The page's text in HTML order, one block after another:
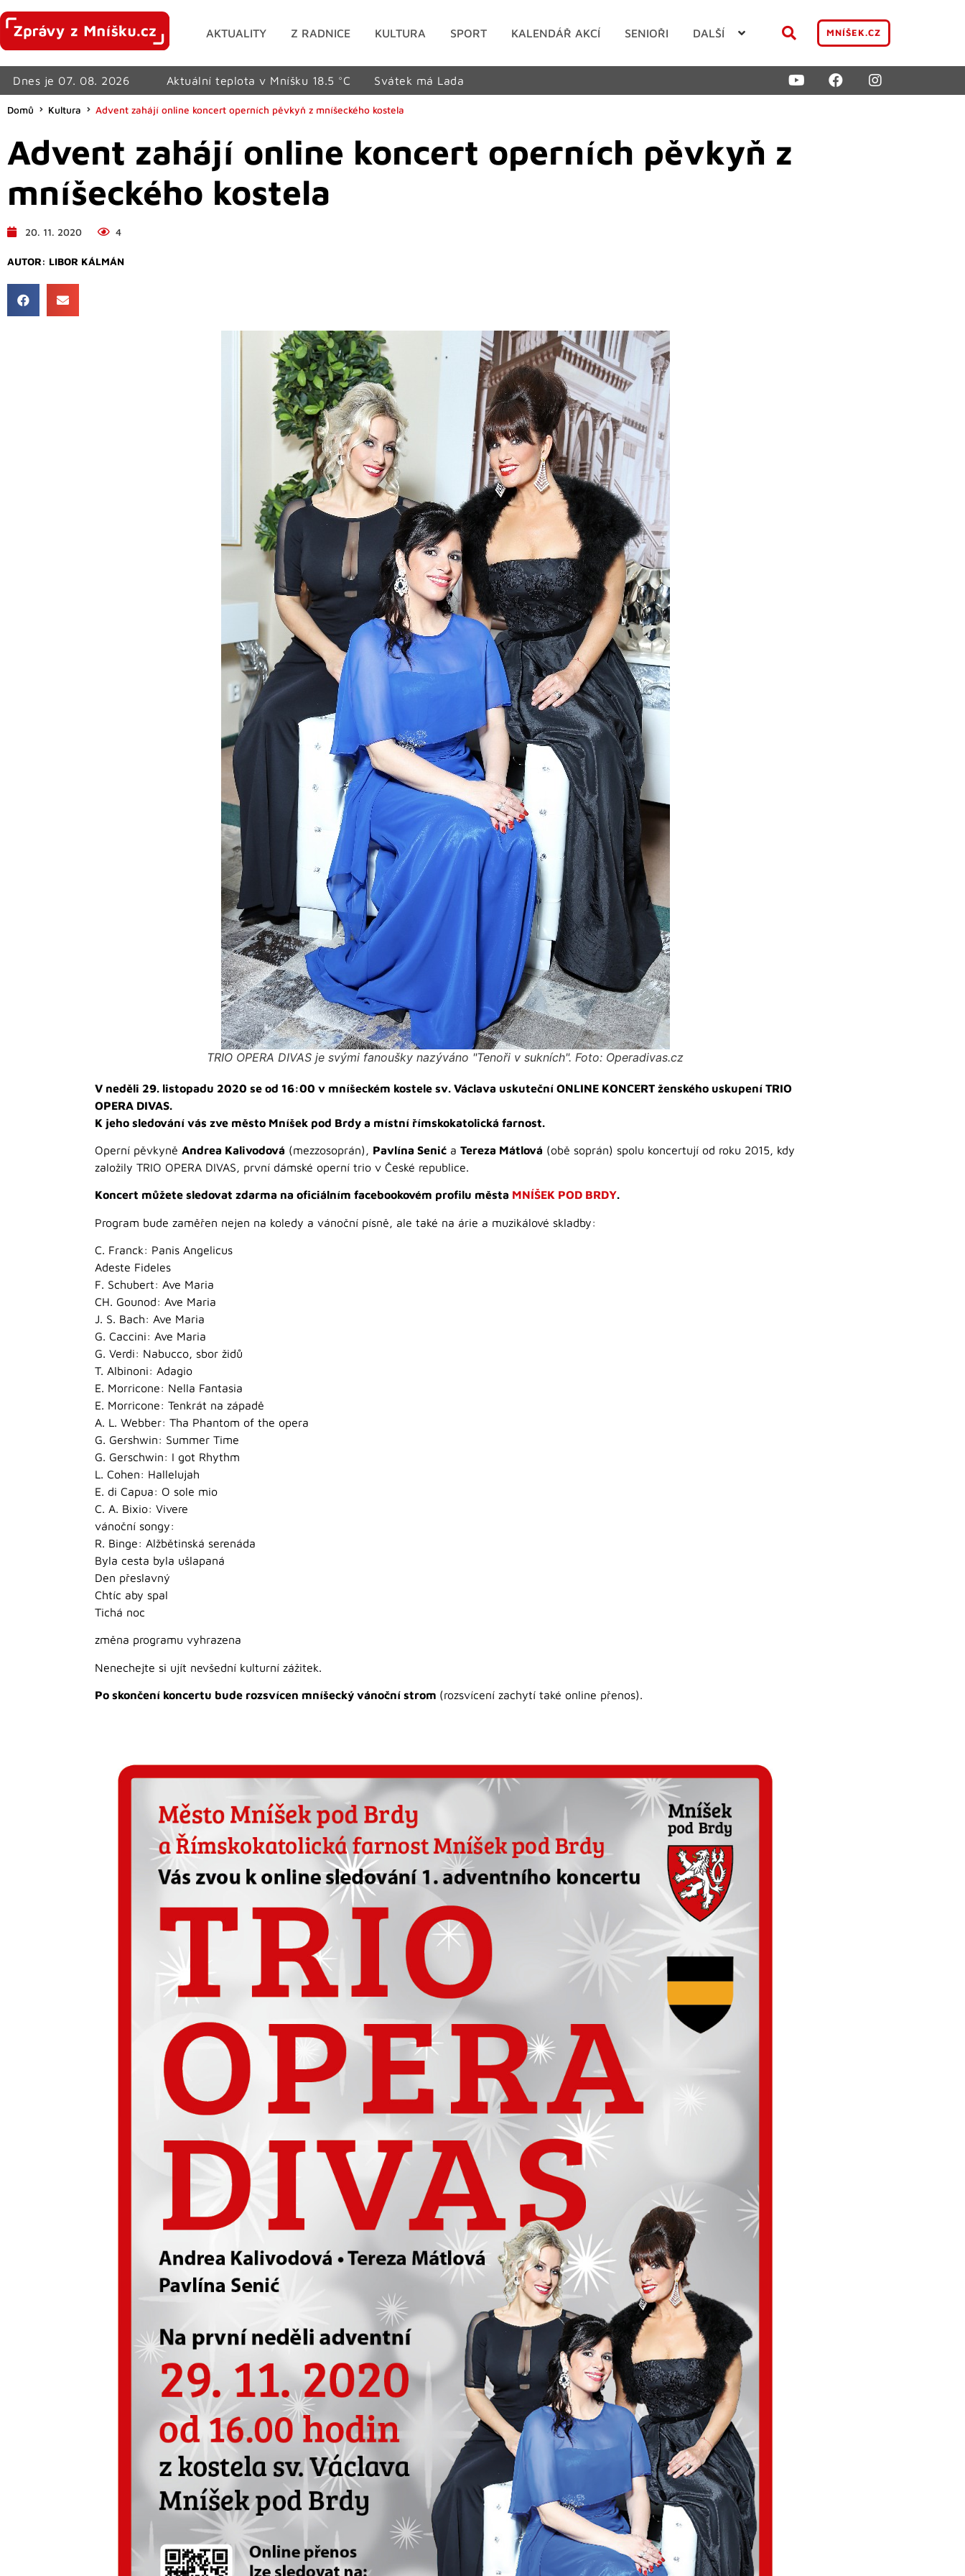
AKTUALITY Z RADNICE KULTURA SPORT KALENDÁŘ AKCÍ SENIOŘI DALŠÍ MNÍŠEK.CZ
Dnes je 07. 08. 2026 Aktuální teplota v Mníšku 18.5 °C Svátek má Lada
Domů Kultura Advent zahájí online koncert operních pěvkyň z mníšeckého kostela
Advent zahájí online koncert operních pěvkyň z
mníšeckého kostela
20. 11. 2020 4
AUTOR: LIBOR KÁLMÁN
TRIO OPERA DIVAS je svými fanoušky nazýváno "Tenoři v sukních". Foto: Operadivas.cz
V neděli 29. listopadu 2020 se od 16:00 v mníšeckém kostele sv. Václava uskuteční ONLINE KONCERT ženského uskupení TRIO
OPERA DIVAS.
K jeho sledování vás zve město Mníšek pod Brdy a místní římskokatolická farnost.
Operní pěvkyně Andrea Kalivodová (mezzosoprán), Pavlína Senić a Tereza Mátlová (obě soprán) spolu koncertují od roku 2015, kdy
založily TRIO OPERA DIVAS, první dámské operní trio v České republice.
Koncert můžete sledovat zdarma na oficiálním facebookovém profilu města MNÍŠEK POD BRDY.
Program bude zaměřen nejen na koledy a vánoční písně, ale také na árie a muzikálové skladby:
C. Franck: Panis Angelicus
Adeste Fideles
F. Schubert: Ave Maria
CH. Gounod: Ave Maria
J. S. Bach: Ave Maria
G. Caccini: Ave Maria
G. Verdi: Nabucco, sbor židů
T. Albinoni: Adagio
E. Morricone: Nella Fantasia
E. Morricone: Tenkrát na západě
A. L. Webber: Tha Phantom of the opera
G. Gershwin: Summer Time
G. Gerschwin: I got Rhythm
L. Cohen: Hallelujah
E. di Capua: O sole mio
C. A. Bixio: Vivere
vánoční songy:
R. Binge: Alžbětinská serenáda
Byla cesta byla ušlapaná
Den přeslavný
Chtíc aby spal
Tichá noc
změna programu vyhrazena
Nenechejte si ujít nevšední kulturní zážitek.
Po skončení koncertu bude rozsvícen mníšecký vánoční strom (rozsvícení zachytí také online přenos).